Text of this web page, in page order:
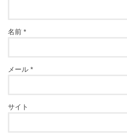
名前*
メール*
サイト